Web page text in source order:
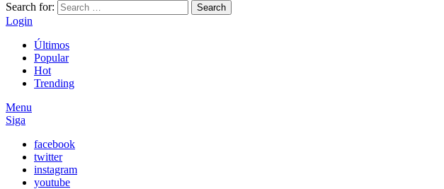
Search for:
Search
Login
Últimos
Popular
Hot
Trending
Menu
Siga
facebook
twitter
instagram
youtube